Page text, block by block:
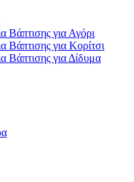
Βάπτισης για Αγόρι
Βάπτισης για Κορίτσι
Βάπτισης για Δίδυμα